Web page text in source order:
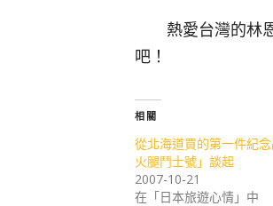
熱愛台灣的林恩
吧！
相關
從北海道買的第一件紀
火腿鬥士號」談起
2007-10-21
在「日本旅遊心情」中